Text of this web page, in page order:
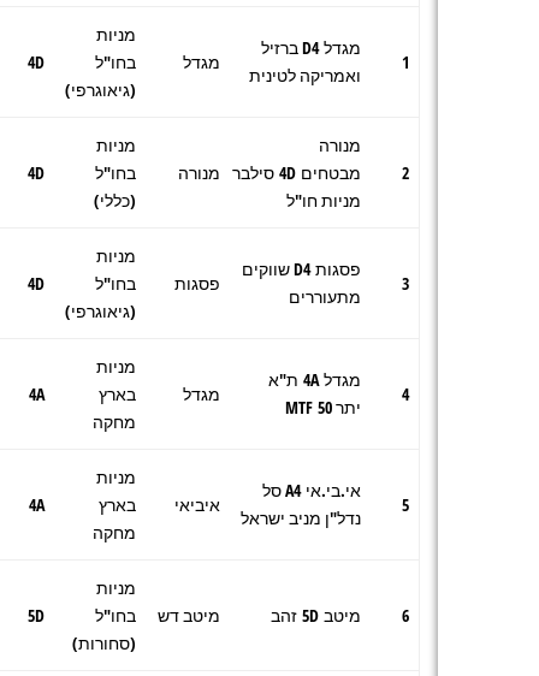
1
מגדל D4 ברזיל
ואמריקה לטינית
מגדל
מניות
בחו"ל
(גיאוגרפי)
4D
2
מנורה
מבטחים 4D סילבר
מניות חו"ל
מנורה
מניות
בחו"ל
(כללי)
4D
3
פסגות D4 שווקים
מתעוררים
פסגות
מניות
בחו"ל
(גיאוגרפי)
4D
4
מגדל 4A ת"א
יתר 50 MTF
מגדל
מניות
בארץ
מחקה
4A
5
אי.בי.אי A4 סל
נדל"ן מניב ישראל
איביאי
מניות
בארץ
מחקה
4A
6 מיטב 5D זהב מיטב דש
מניות
בחו"ל
(סחורות)
5D